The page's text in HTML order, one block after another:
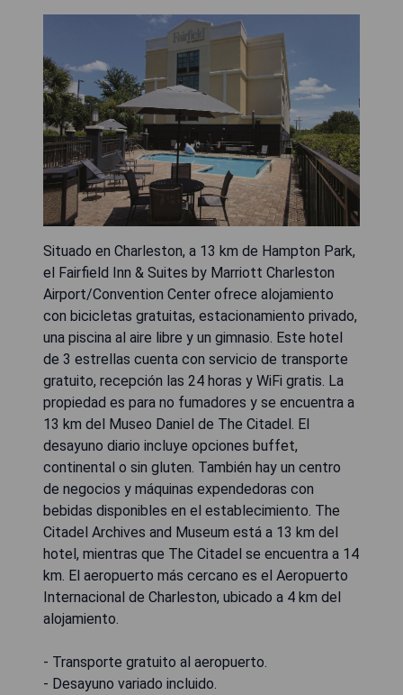
Situado en Charleston, a 13 km de Hampton Park,
el Fairfield Inn & Suites by Marriott Charleston
Airport/Convention Center ofrece alojamiento
con bicicletas gratuitas, estacionamiento privado,
una piscina al aire libre y un gimnasio. Este hotel
de 3 estrellas cuenta con servicio de transporte
gratuito, recepción las 24 horas y WiFi gratis. La
propiedad es para no fumadores y se encuentra a
13 km del Museo Daniel de The Citadel. El
desayuno diario incluye opciones buffet,
continental o sin gluten. También hay un centro
de negocios y máquinas expendedoras con
bebidas disponibles en el establecimiento. The
Citadel Archives and Museum está a 13 km del
hotel, mientras que The Citadel se encuentra a 14
km. El aeropuerto más cercano es el Aeropuerto
Internacional de Charleston, ubicado a 4 km del
alojamiento.
- Transporte gratuito al aeropuerto.
- Desayuno variado incluido.